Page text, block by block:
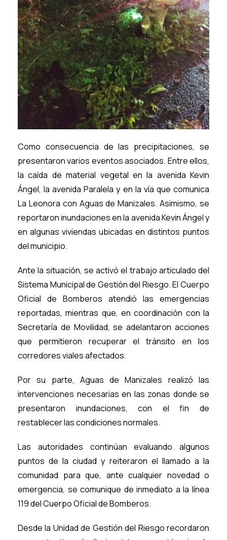
Como consecuencia de las precipitaciones, se
presentaron varios eventos asociados. Entre ellos,
la caída de material vegetal en la avenida Kevin
Ángel, la avenida Paralela y en la vía que comunica
La Leonora con Aguas de Manizales. Asimismo, se
reportaron inundaciones en la avenida Kevin Ángel y
en algunas viviendas ubicadas en distintos puntos
del municipio.
Ante la situación, se activó el trabajo articulado del
Sistema Municipal de Gestión del Riesgo. El Cuerpo
Oficial de Bomberos atendió las emergencias
reportadas, mientras que, en coordinación con la
Secretaría de Movilidad, se adelantaron acciones
que permitieron recuperar el tránsito en los
corredores viales afectados.
Por su parte, Aguas de Manizales realizó las
intervenciones necesarias en las zonas donde se
presentaron inundaciones, con el fin de
restablecer las condiciones normales.
Las autoridades continúan evaluando algunos
puntos de la ciudad y reiteraron el llamado a la
comunidad para que, ante cualquier novedad o
emergencia, se comunique de inmediato a la línea
119 del Cuerpo Oficial de Bomberos.
Desde la Unidad de Gestión del Riesgo recordaron